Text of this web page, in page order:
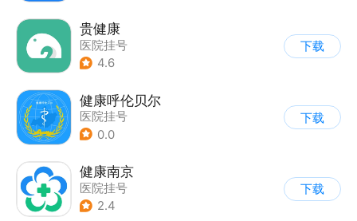
贵健康
医院挂号
4.6
下载
健康呼伦贝尔
医院挂号
0.0
下载
健康南京
医院挂号
2.4
下载